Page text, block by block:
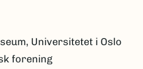
Universitetet i Oslo
forening